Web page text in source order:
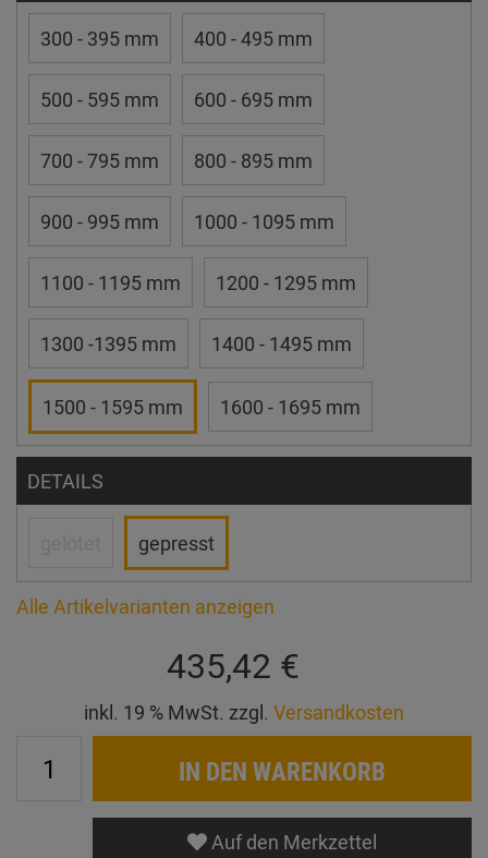
300 - 395 mm 400 - 495 mm
500 - 595 mm 600 - 695 mm
700 - 795 mm 800 - 895 mm
900 - 995 mm 1000 - 1095 mm
1100 - 1195 mm 1200 - 1295 mm
1300 -1395 mm 1400 - 1495 mm
1500 - 1595 mm 1600 - 1695 mm
DETAILS
gepresst
Alle Artikelvarianten anzeigen
435,42 €
inkl. 19 % MwSt. zzgl. Versandkosten
IN DEN WARENKORB
Auf den Merkzettel